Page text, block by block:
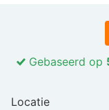
Gebaseerd op
Locatie